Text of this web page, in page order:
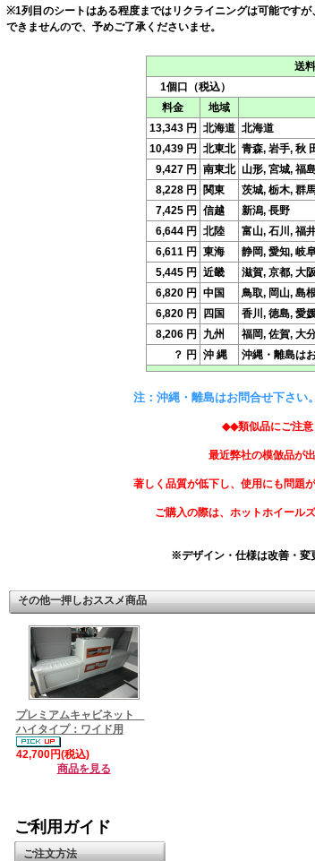
※1列目のシートはある程度まではリクライニングは可能です
できませんので、予めご了承くださいませ。
送料
1個口（税込）
料金
地域
13,343 円
北海道 北海道
10,439 円
北東北 青森, 岩手, 秋
9,427 円
南東北
山形, 宮城, 福
8,228 円
関東
茨城, 栃木, 群
7,425 円
信越
新潟, 長野
6,644 円
北陸
富山, 石川, 福
6,611 円
東海
静岡, 愛知, 岐
5,445 円
近畿
滋賀, 京都, 大
6,820 円
中国
鳥取, 岡山, 島
6,820 円
四国
香川, 徳島, 愛
8,206 円
九州
福岡, 佐賀, 大
？ 円
沖 縄 沖縄・離島は
注：沖縄・離島はお問合せ下さい
◆◆類似品にご注
最近弊社の模倣品が
著しく品質が低下し、使用にも問題
ご購入の際は、ホットホイール
※デザイン・仕様は改善・変
その他一押しおススメ商品
プレミアムキャビネット
ハイタイプ：ワイド用
42,700円(税込)
商品を見る
ご利用ガイド
ご注文方法